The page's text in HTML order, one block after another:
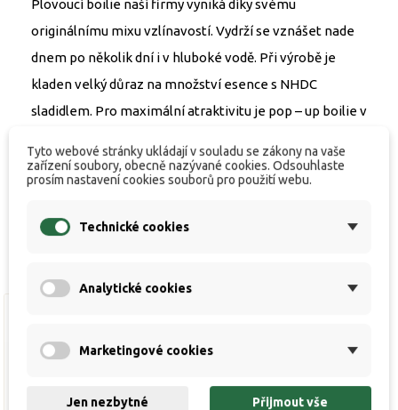
Plovoucí boilie naší firmy vyniká díky svému
originálnímu mixu vzlínavostí. Vydrží se vznášet nade
dnem po několik dní i v hluboké vodě. Při výrobě je
kladen velký důraz na množství esence s NHDC
sladidlem. Pro maximální atraktivitu je pop – up boilie v
ještě intenzivnější a přitažlivější, než kdykoli předtím.
Tyto webové stránky ukládají v souladu se zákony na vaše
zařízení soubory, obecně nazývané cookies. Odsouhlaste
prosím nastavení cookies souborů pro použití webu.
Technické cookies
Analytické cookies
Marketingové cookies
Jen nezbytné Přijmout vše